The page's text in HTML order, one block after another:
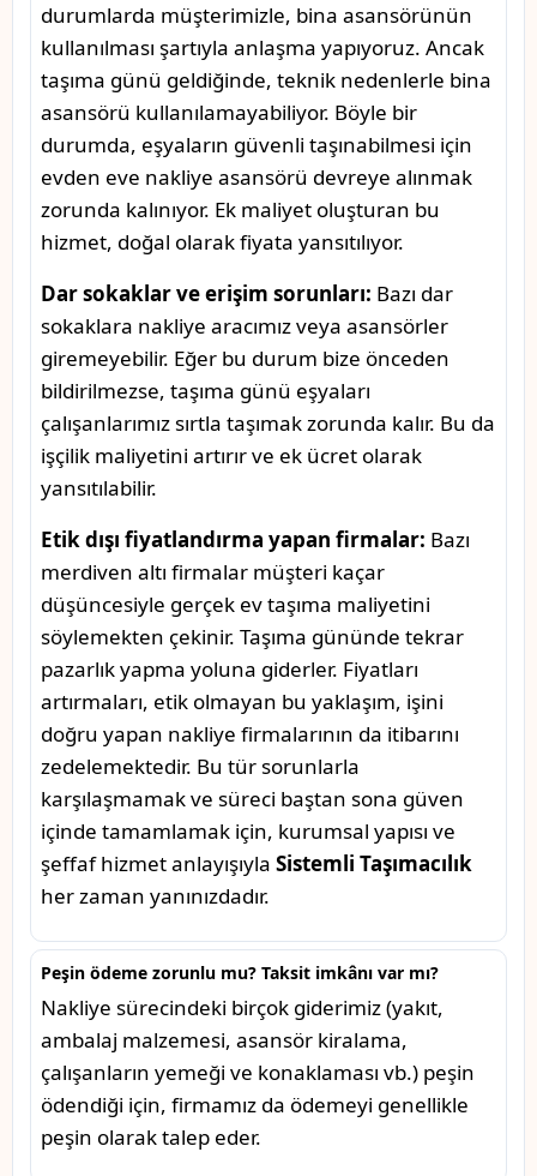
durumlarda müşterimizle, bina asansörünün
kullanılması şartıyla anlaşma yapıyoruz. Ancak
taşıma günü geldiğinde, teknik nedenlerle bina
asansörü kullanılamayabiliyor. Böyle bir
durumda, eşyaların güvenli taşınabilmesi için
evden eve nakliye asansörü devreye alınmak
zorunda kalınıyor. Ek maliyet oluşturan bu
hizmet, doğal olarak fiyata yansıtılıyor.
Dar sokaklar ve erişim sorunları: Bazı dar
sokaklara nakliye aracımız veya asansörler
giremeyebilir. Eğer bu durum bize önceden
bildirilmezse, taşıma günü eşyaları
çalışanlarımız sırtla taşımak zorunda kalır. Bu da
işçilik maliyetini artırır ve ek ücret olarak
yansıtılabilir.
Etik dışı fiyatlandırma yapan firmalar: Bazı
merdiven altı firmalar müşteri kaçar
düşüncesiyle gerçek ev taşıma maliyetini
söylemekten çekinir. Taşıma gününde tekrar
pazarlık yapma yoluna giderler. Fiyatları
artırmaları, etik olmayan bu yaklaşım, işini
doğru yapan nakliye firmalarının da itibarını
zedelemektedir. Bu tür sorunlarla
karşılaşmamak ve süreci baştan sona güven
içinde tamamlamak için, kurumsal yapısı ve
şeffaf hizmet anlayışıyla Sistemli Taşımacılık
her zaman yanınızdadır.
Peşin ödeme zorunlu mu? Taksit imkânı var mı?
Nakliye sürecindeki birçok giderimiz (yakıt,
ambalaj malzemesi, asansör kiralama,
çalışanların yemeği ve konaklaması vb.) peşin
ödendiği için, firmamız da ödemeyi genellikle
peşin olarak talep eder.